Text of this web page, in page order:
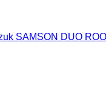
SAMSON DUO